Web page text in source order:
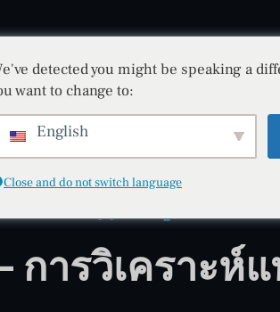
BITRADEX
การวิเคราะ
detected you might be speaking a
want to change to:
English
Close and do not switch language